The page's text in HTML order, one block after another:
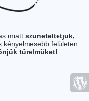
miatt szüneteltetjük,
kényelmesebb felületen
türelmüket!